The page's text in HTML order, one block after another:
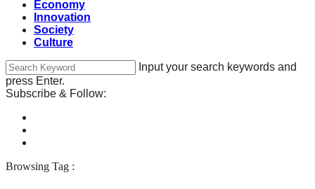
Economy
Innovation
Society
Culture
Input your search keywords and
press Enter.
Subscribe & Follow:
Browsing Tag :